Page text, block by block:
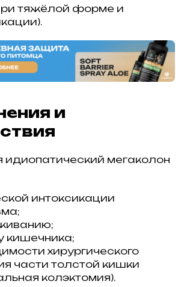
тяжёлой форме и
и
идиопатический мегаколон
интоксикации
кишечника;
хирургического
части толстой кишки
колэктомия).